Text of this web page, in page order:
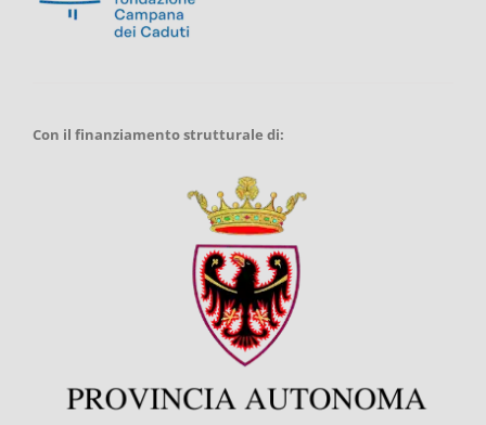
Con il finanziamento strutturale di: